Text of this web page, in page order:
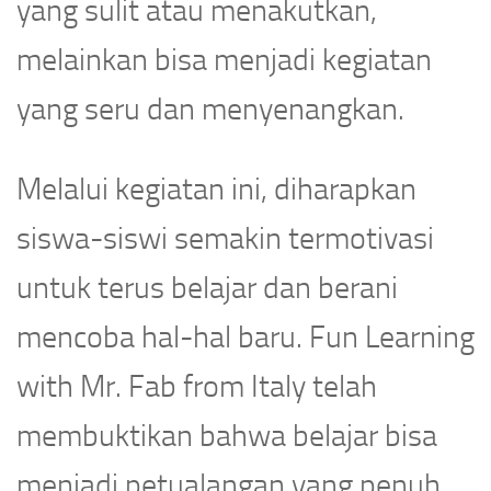
yang sulit atau menakutkan,
melainkan bisa menjadi kegiatan
yang seru dan menyenangkan.
Melalui kegiatan ini, diharapkan
siswa-siswi semakin termotivasi
untuk terus belajar dan berani
mencoba hal-hal baru. Fun Learning
with Mr. Fab from Italy telah
membuktikan bahwa belajar bisa